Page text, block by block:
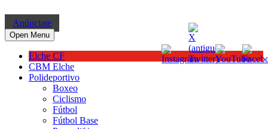
Anúnciate
Open Menu
Elche CF
CBM Elche
Polideportivo
Boxeo
Ciclismo
Fútbol
Fútbol Base